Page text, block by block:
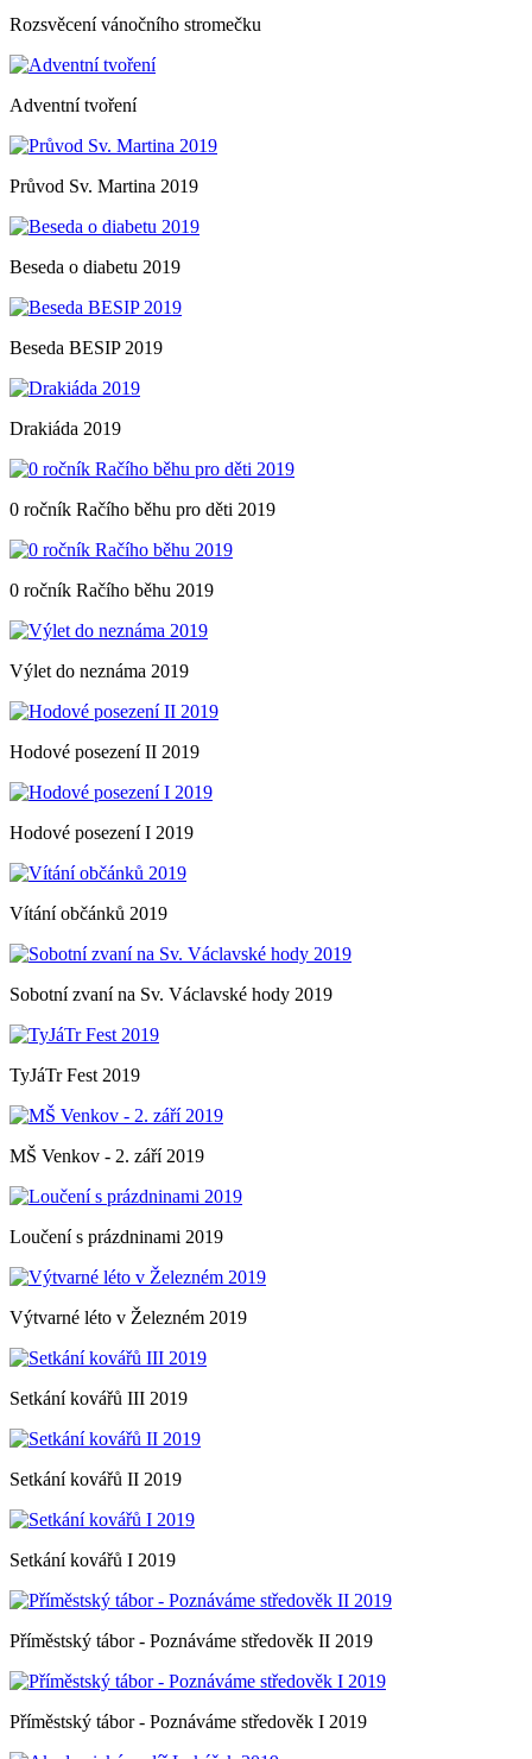
Rozsvěcení vánočního stromečku
Adventní tvoření
Průvod Sv. Martina 2019
Beseda o diabetu 2019
Beseda BESIP 2019
Drakiáda 2019
0 ročník Račího běhu pro děti 2019
0 ročník Račího běhu 2019
Výlet do neznáma 2019
Hodové posezení II 2019
Hodové posezení I 2019
Vítání občánků 2019
Sobotní zvaní na Sv. Václavské hody 2019
TyJáTr Fest 2019
MŠ Venkov - 2. září 2019
Loučení s prázdninami 2019
Výtvarné léto v Železném 2019
Setkání kovářů III 2019
Setkání kovářů II 2019
Setkání kovářů I 2019
Příměstský tábor - Poznáváme středověk II 2019
Příměstský tábor - Poznáváme středověk I 2019